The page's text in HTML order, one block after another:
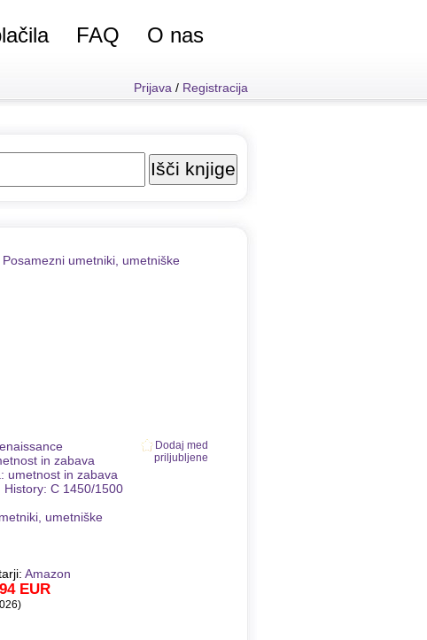
FAQ O nas
Prijava / Registracija
Posamezni umetniki, umetniške
in zabava
umetnost in zabava
History: C 1450/1500
umetniške
Amazon
EUR
Dodaj med
priljubljene